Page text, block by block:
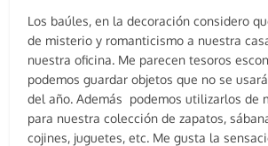
Los baúles, en la decoración considero
de misterio y romanticismo a nuestra
nuestra oficina. Me parecen tesoros
podemos guardar objetos que no se
del año. Además podemos utilizarlos de
para nuestra colección de zapatos,
cojines, juguetes, etc. Me gusta la